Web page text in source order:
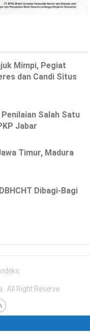
Mimpi, Pegiat
dan Candi Situs
Salah Satu
Jabar
Timur, Madura
Dibagi-Bagi
Indeks
All Right Reserve